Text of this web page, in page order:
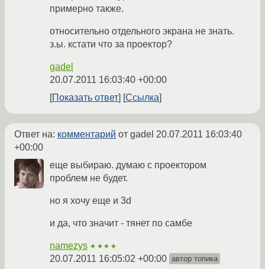
примерно также.
относительно отдельного экрана не знать.
з.ы. кстати что за проектор?
gadel
20.07.2011 16:03:40 +00:00
Показать ответ
Ссылка
Ответ на: комментарий от gadel 20.07.2011 16:03:40
+00:00
еще выбираю. думаю с проектором
проблем не будет.
но я хочу еще и 3d
и да, что значит - тянет по самбе
namezys ★★★★
20.07.2011 16:05:02 +00:00 автор топика